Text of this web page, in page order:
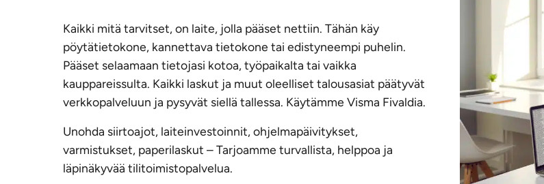
Kaikki mitä tarvitset, on laite, jolla pääset nettiin. Tähän käy
pöytätietokone, kannettava tietokone tai edistyneempi puhelin.
Pääset selaamaan tietojasi kotoa, työpaikalta tai vaikka
kauppareissulta. Kaikki laskut ja muut oleelliset talousasiat päätyvät
verkkopalveluun ja pysyvät siellä tallessa. Käytämme Visma Fivaldia.
Unohda siirtoajot, laiteinvestoinnit, ohjelmapäivitykset,
varmistukset, paperilaskut – Tarjoamme turvallista, helppoa ja
läpinäkyvää tilitoimistopalvelua.